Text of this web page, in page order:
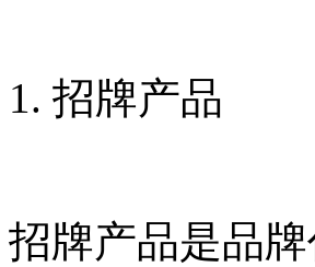
1. 招牌产品
招牌产品是品